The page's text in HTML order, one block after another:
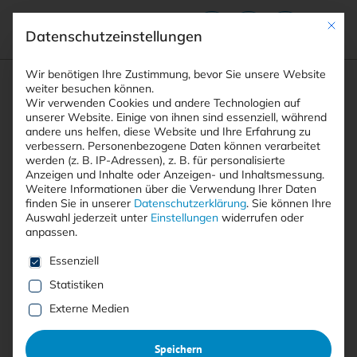
Suchfeld
Suchen
Breadcrumb-Navigation
STARTSEITE
ARTIKEL
SCHWACHSTELLE „IMAGERUNNER“ IN …
Inhaltsverzeichnis
Free
Schwachstelle „ImageRunner“
Mit
Datenschutzeinstellungen
Wir benötigen Ihre Zustimmung, bevor Sie unsere Website
weiter besuchen können.
Wir verwenden Cookies und andere Technologien auf
unserer Website. Einige von ihnen sind essenziell, während
andere uns helfen, diese Website und Ihre Erfahrung zu
verbessern. Personenbezogene Daten können verarbeitet
werden (z. B. IP-Adressen), z. B. für personalisierte
Anzeigen und Inhalte oder Anzeigen- und Inhaltsmessung.
Weitere Informationen über die Verwendung Ihrer Daten
finden Sie in unserer Datenschutzerklärung. Sie können Ihre
Auswahl jederzeit unter Einstellungen widerrufen oder
anpassen.
Es folgt eine Liste der Service-Gruppen, für die eine
Essenziell
Statistiken
Externe Medien
Speichern